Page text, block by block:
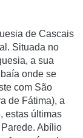
de Cascais
Situada no
a sua
onde se
com São
de Fátima), a
estas últimas
Abí­lio